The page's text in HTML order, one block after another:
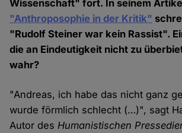
Wissenschaft" fort. In seinem
"Anthroposophie in der Kritik"
"Rudolf Steiner war kein Rassist".
die an Eindeutigkeit nicht zu
wahr?
"Andreas, ich habe das nicht ganz
wurde förmlich schlecht (…)", sagt
Autor desHumanistischen